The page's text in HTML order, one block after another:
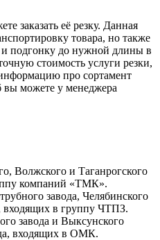
заказать её резку. Данная
товара, но также
и подгонку до нужной длины в
стоимость услуги резки,
про сортамент
вы можете у менеджера
Волжского и Таганрогского
компаний «ТМК».
завода, Челябинского
входящих в группу ЧТПЗ.
завода и Выксунского
входящих в ОМК.